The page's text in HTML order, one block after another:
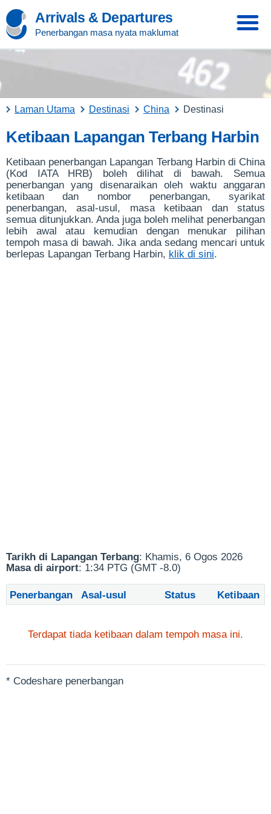
Arrivals & Departures
Penerbangan masa nyata maklumat
Laman Utama Destinasi China Destinasi
Ketibaan Lapangan Terbang Harbin
Ketibaan penerbangan Lapangan Terbang Harbin di China
(Kod IATA HRB) boleh dilihat di bawah. Semua
penerbangan yang disenaraikan oleh waktu anggaran
ketibaan dan nombor penerbangan, syarikat
penerbangan, asal-usul, masa ketibaan dan status
semua ditunjukkan. Anda juga boleh melihat penerbangan
lebih awal atau kemudian dengan menukar pilihan
tempoh masa di bawah. Jika anda sedang mencari untuk
berlepas Lapangan Terbang Harbin, klik di sini.
Tarikh di Lapangan Terbang: Khamis, 6 Ogos 2026
Masa di airport: 1:34 PTG (GMT -8.0)
Penerbangan Asal-usul Status Ketibaan
Terdapat tiada ketibaan dalam tempoh masa ini.
* Codeshare penerbangan